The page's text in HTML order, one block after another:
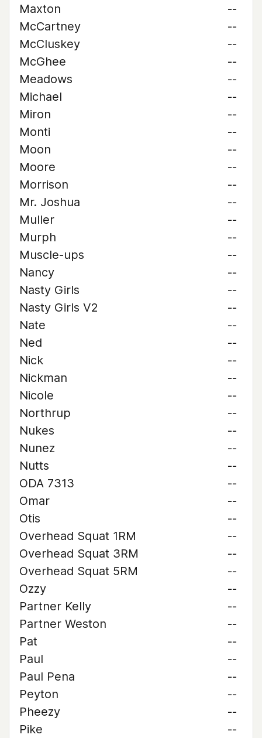
Maxton
--
McCartney
--
McCluskey
--
McGhee
--
Meadows
--
Michael
--
Miron
--
Monti
--
Moon
--
Moore
--
Morrison
--
Mr. Joshua
--
Muller
--
Murph
--
Muscle-ups
--
Nancy
--
Nasty Girls
--
Nasty Girls V2
--
Nate
--
Ned
--
Nick
--
Nickman
--
Nicole
--
Northrup
--
Nukes
--
Nunez
--
Nutts
--
ODA 7313
--
Omar
--
Otis
--
Overhead Squat 1RM
--
Overhead Squat 3RM
--
Overhead Squat 5RM
--
Ozzy
--
Partner Kelly
--
Partner Weston
--
Pat
--
Paul
--
Paul Pena
--
Peyton
--
Pheezy
--
Pike
--